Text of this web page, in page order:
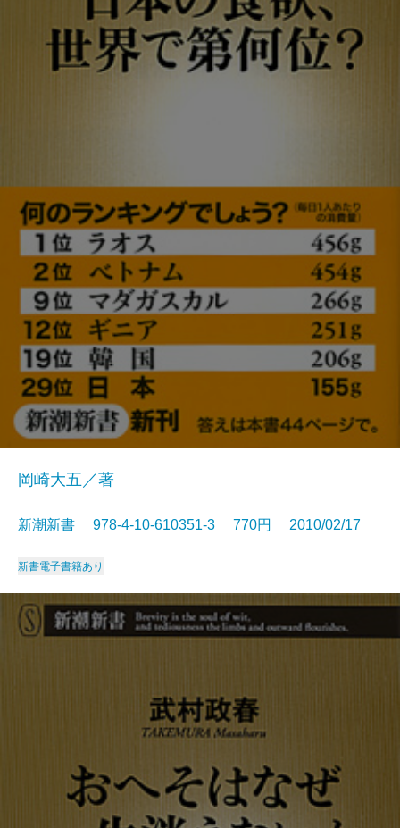
岡崎大五／著
新潮新書 978-4-10-610351-3 770円 2010/02/17
新書電子書籍あり